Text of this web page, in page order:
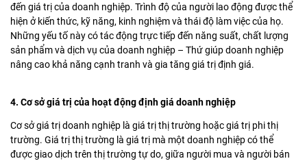
đến giá trị của doanh nghiệp. Trình độ của người lao động được thể
hiện ở kiến thức, kỹ năng, kinh nghiệm và thái độ làm việc của họ.
Những yếu tố này có tác động trực tiếp đến năng suất, chất lượng
sản phẩm và dịch vụ của doanh nghiệp – Thứ giúp doanh nghiệp
nâng cao khả năng cạnh tranh và gia tăng giá trị định giá.
4. Cơ sở giá trị của hoạt động định giá doanh nghiệp
Cơ sở giá trị doanh nghiệp là giá trị thị trường hoặc giá trị phi thị
trường. Giá trị thị trường là giá trị mà một doanh nghiệp có thể
được giao dịch trên thị trường tự do, giữa người mua và người bán